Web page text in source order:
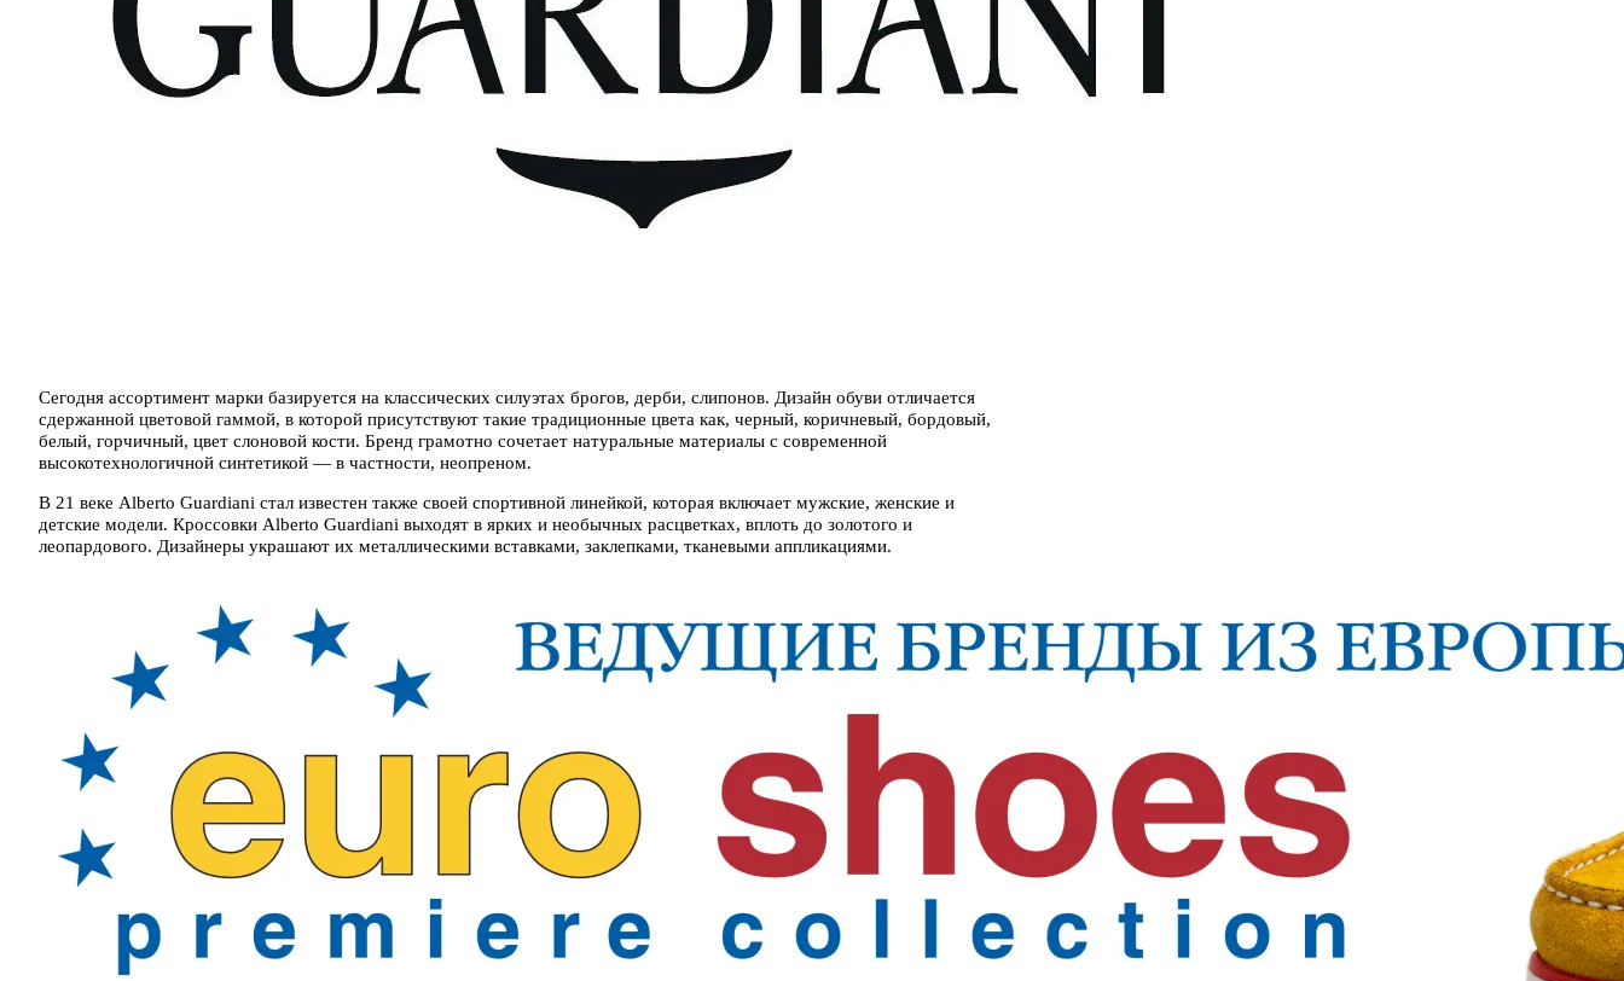
Сегодня ассортимент марки базируется на классических силуэтах брогов, дерби, слипонов. Дизайн обуви отличается
сдержанной цветовой гаммой, в которой присутствуют такие традиционные цвета как, черный, коричневый, бордовый,
белый, горчичный, цвет слоновой кости. Бренд грамотно сочетает натуральные материалы с современной
высокотехнологичной синтетикой — в частности, неопреном.
В 21 веке Alberto Guardiani стал известен также своей спортивной линейкой, которая включает мужские, женские и
детские модели. Кроссовки Alberto Guardiani выходят в ярких и необычных расцветках, вплоть до золотого и
леопардового. Дизайнеры украшают их металлическими вставками, заклепками, тканевыми аппликациями.